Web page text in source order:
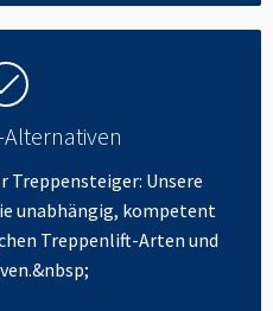
Treppensteiger: Unsere
unabhängig, kompetent
Treppenlift-Arten und